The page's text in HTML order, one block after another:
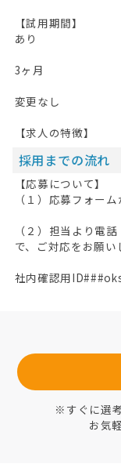
【試用期間】
あり
3ヶ月
変更なし
【求人の特徴】
採用までの流れ
【応募について】
（１）応募フォー
（２）担当より電
で、ご対応をお願い
社内確認用
※すぐに選
お気